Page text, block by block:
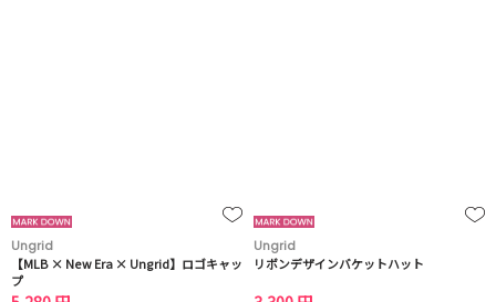
Ungrid
【MLB × New Era × Ungrid】ロゴキャッ
プ
Ungrid
リボンデザインバケットハット